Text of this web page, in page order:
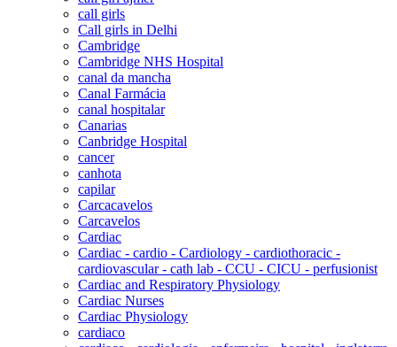
call girls
Call girls in Delhi
Cambridge
Cambridge NHS Hospital
canal da mancha
Canal Farmácia
canal hospitalar
Canarias
Canbridge Hospital
cancer
canhota
capilar
Carcacavelos
Carcavelos
Cardiac
Cardiac - cardio - Cardiology - cardiothoracic -
cardiovascular - cath lab - CCU - CICU - perfusionist
Cardiac and Respiratory Physiology
Cardiac Nurses
Cardiac Physiology
cardiaco